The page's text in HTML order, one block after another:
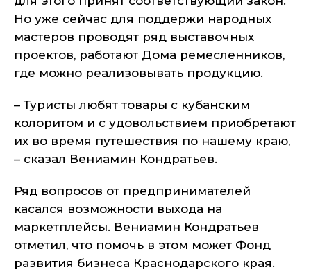
Но уже сейчас для поддержи народных
мастеров проводят ряд выставочных
проектов, работают Дома ремесленников,
где можно реализовывать продукцию.
– Туристы любят товары с кубанским
колоритом и с удовольствием приобретают
их во время путешествия по нашему краю,
– сказал Вениамин Кондратьев.
Ряд вопросов от предпринимателей
касался возможности выхода на
маркетплейсы. Вениамин Кондратьев
отметил, что помочь в этом может Фонд
развития бизнеса Краснодарского края.